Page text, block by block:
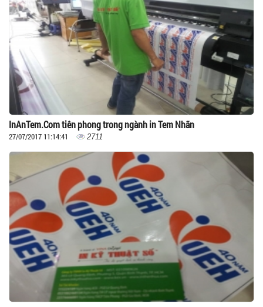
InAnTem.Com tiên phong trong ngành in Tem Nhãn
27/07/2017 11:14:41 2711